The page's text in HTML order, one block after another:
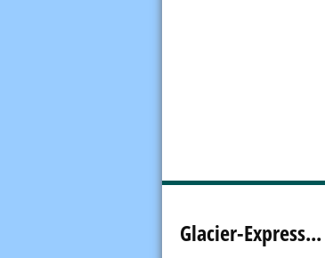
Glacier-Express...